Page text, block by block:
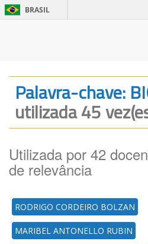
BRASIL
Palavra-chave:
utilizada 45
Utilizada por 42
de relevância
RODRIGO CORDEIRO BOLZAN
MARIBEL ANTONELLO RUBIN